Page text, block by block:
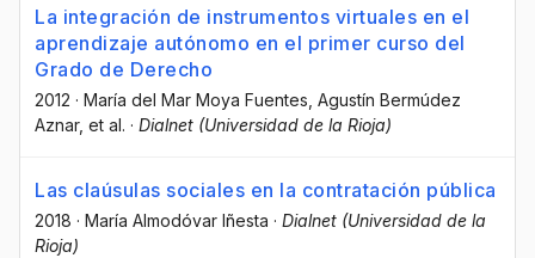
La integración de instrumentos virtuales en el
aprendizaje autónomo en el primer curso del
Grado de Derecho
2012 · María del Mar Moya Fuentes , Agustín Bermúdez
Aznar, et al. · Dialnet (Universidad de la Rioja)
Las claúsulas sociales en la contratación pública
2018 · María Almodóvar Iñesta · Dialnet (Universidad de la
Rioja)